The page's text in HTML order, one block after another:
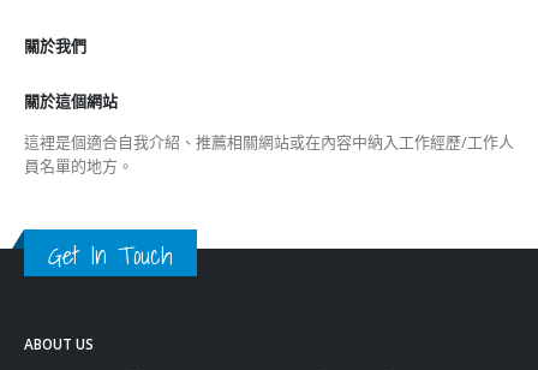
關於我們
關於這個網站
這裡是個適合自我介紹、推薦相關網站或在內容中納入工作經歷/工作人
員名單的地方。
Get In Touch
ABOUT US